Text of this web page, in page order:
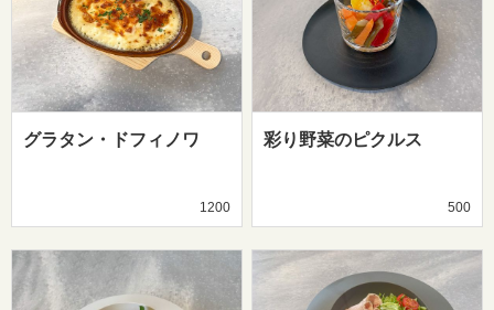
グラタン・ドフィノワ
1200
彩り野菜のピクルス
500